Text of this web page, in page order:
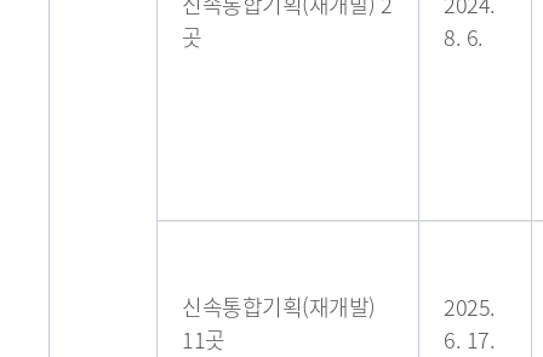
곳
8. 6.
신속통합기획(재개발)
11곳
2025.
6. 17.